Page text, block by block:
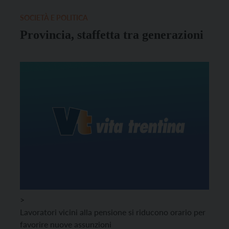
Provincia, staffetta tra generazioni
>
Lavoratori vicini alla pensione si riducono orario per
favorire nuove assunzioni